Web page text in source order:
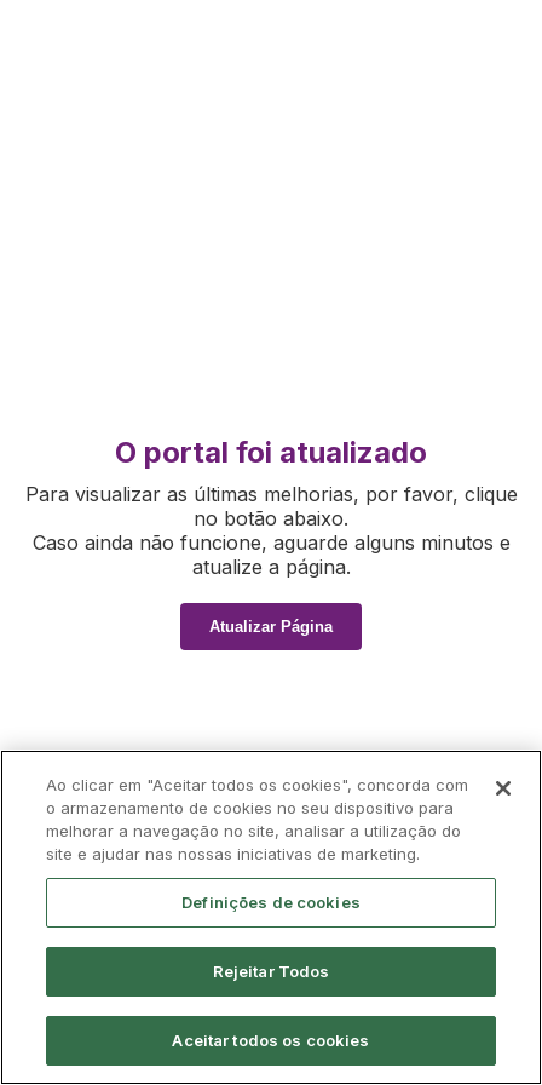
O portal foi atualizado
Para visualizar as últimas melhorias, por favor, clique
no botão abaixo.
Caso ainda não funcione, aguarde alguns minutos e
atualize a página.
Atualizar Página
Ao clicar em "Aceitar todos os cookies", concorda com
o armazenamento de cookies no seu dispositivo para
melhorar a navegação no site, analisar a utilização do
site e ajudar nas nossas iniciativas de marketing.
Definições de cookies
Rejeitar Todos
Aceitar todos os cookies